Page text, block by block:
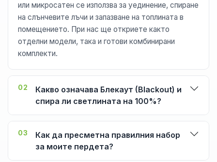
или микросатен се използва за уединение, спиране
на слънчевите лъчи и запазване на топлината в
помещението. При нас ще откриете както
отделни модели, така и готови комбинирани
комплекти.
02
Какво означава Блекаут (Blackout) и
спира ли светлината на 100%?
03
Как да пресметна правилния набор
за моите пердета?